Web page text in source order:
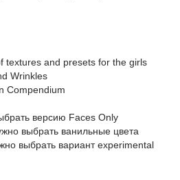
textures and presets for the girls
Wrinkles
Compendium
версию Faces Only
выбрать ванильные цвета
выбрать вариант experimental